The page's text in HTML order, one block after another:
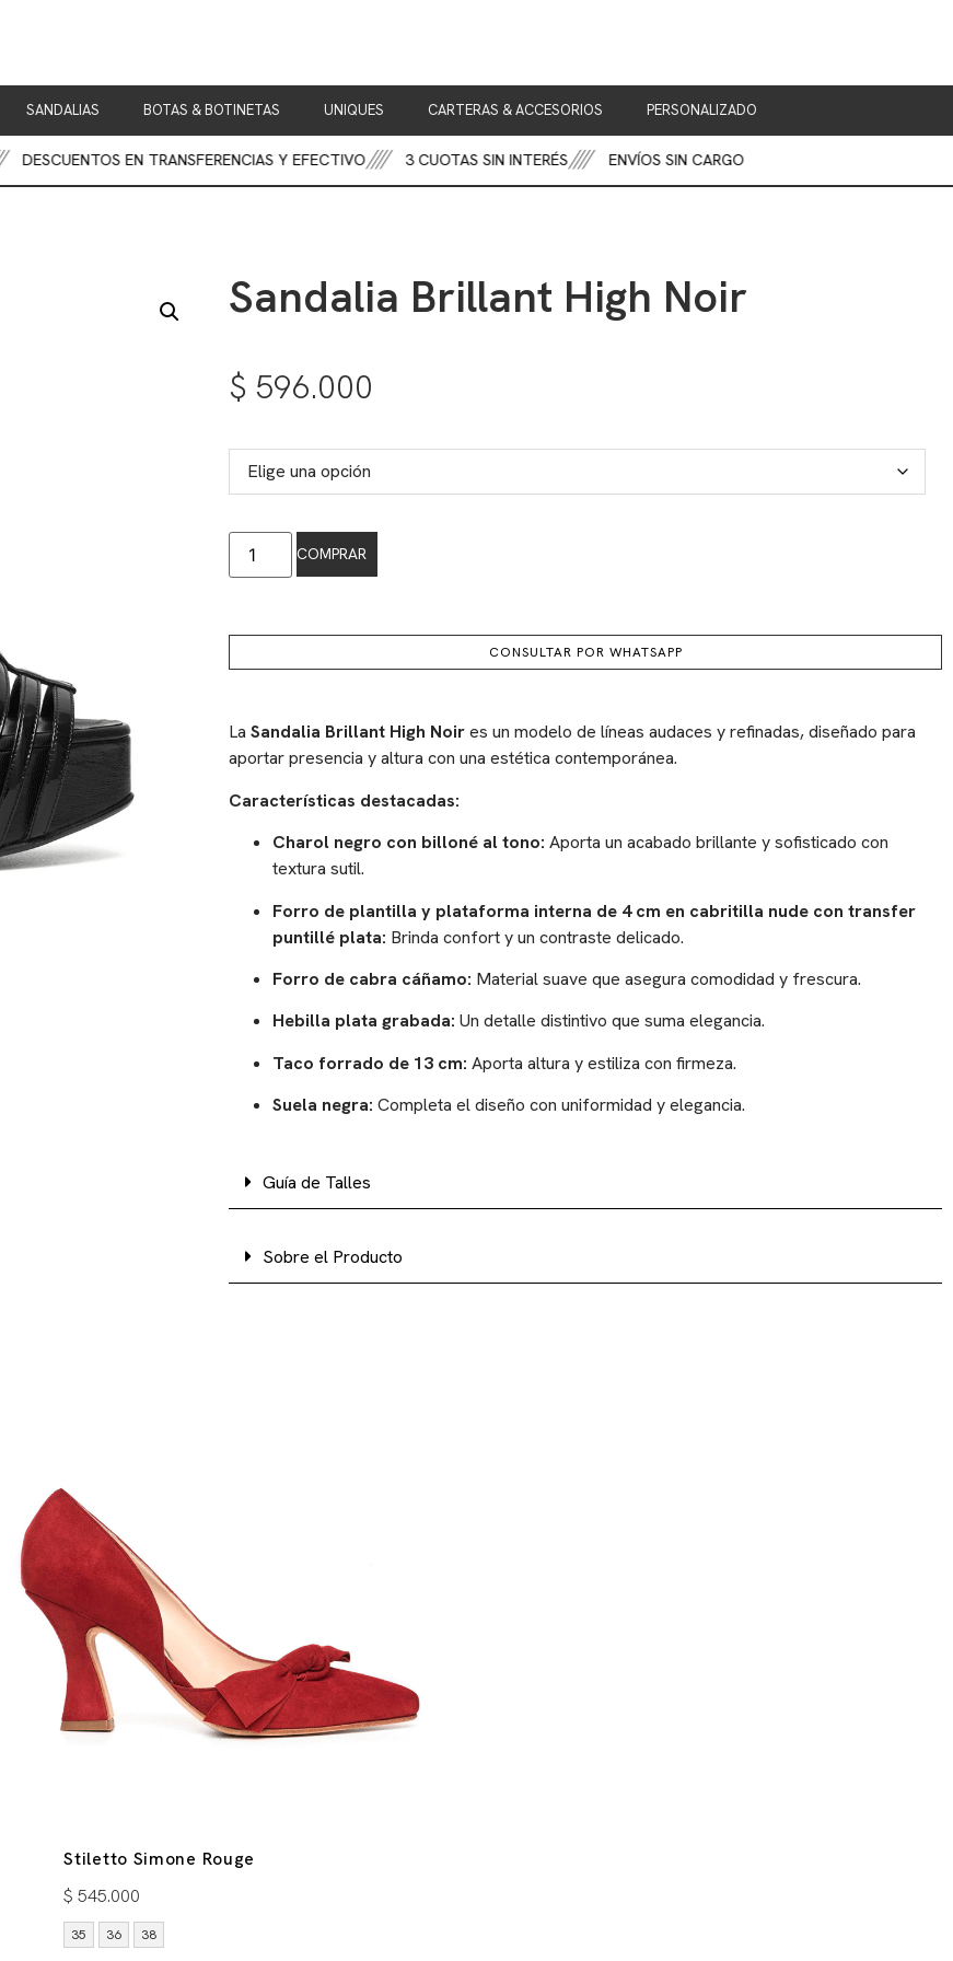
SANDALIAS BOTAS & BOTINETAS UNIQUES CARTERAS & ACCESORIOS PERSONALIZADO
DESCUENTOS EN TRANSFERENCIAS Y EFECTIVO 3 CUOTAS SIN INTERÉS ENVÍOS SIN CARGO
Sandalia Brillant High Noir
$ 596.000
COMPRAR
CONSULTAR POR WHATSAPP
La Sandalia Brillant High Noires un modelo de líneas audaces y refinadas, diseñado para
aportar presencia y altura con una estética contemporánea.
Características destacadas:
Charol negro con billoné al tono: Aporta un acabado brillante y sofisticado con
textura sutil.
Forro de plantilla y plataforma interna de 4 cm en cabritilla nude con transfer
puntillé plata: Brinda confort y un contraste delicado.
Forro de cabra cáñamo: Material suave que asegura comodidad y frescura.
Hebilla plata grabada: Un detalle distintivo que suma elegancia.
Taco forrado de 13 cm: Aporta altura y estiliza con firmeza.
Suela negra: Completa el diseño con uniformidad y elegancia.
Guía de Talles
Sobre el Producto
Stiletto Simone Rouge
$ 545.000
35 36 38